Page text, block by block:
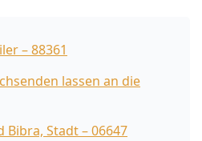
– 88361
lassen an die
Bibra, Stadt – 06647